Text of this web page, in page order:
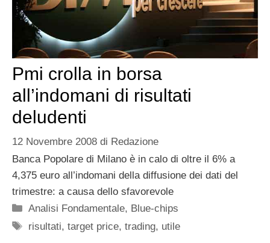
Pmi crolla in borsa
all’indomani di risultati
deludenti
12 Novembre 2008 di Redazione
Banca Popolare di Milano è in calo di oltre il 6% a
4,375 euro all’indomani della diffusione dei dati del
trimestre: a causa dello sfavorevole
Categorie
Analisi Fondamentale, Blue-chips
Tag
risultati,target price,trading, utile